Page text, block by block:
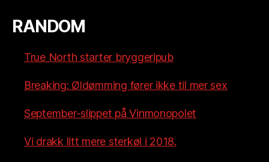
RANDOM
True North starter bryggeripub
Breaking: Øldømming fører ikke til mer sex
September-slippet på Vinmonopolet
Vi drakk litt mere sterkøl i 2018.